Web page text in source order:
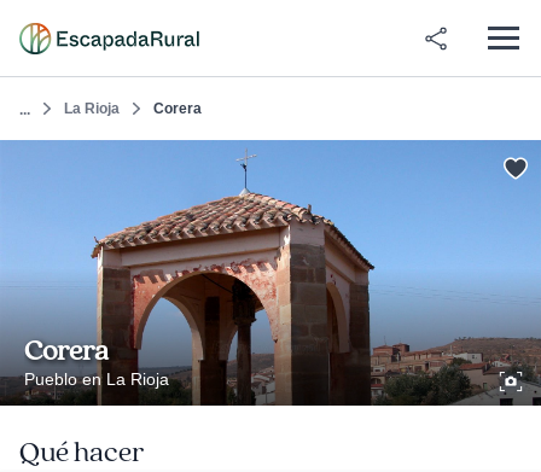
... La Rioja Corera
Corera
Pueblo en La Rioja
Qué hacer